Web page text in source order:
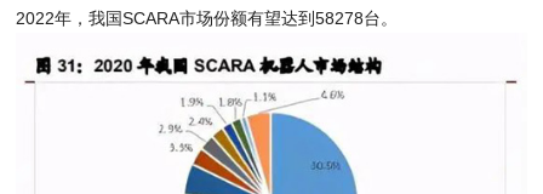
2022年，我国SCARA市场份额有望达到58278台。